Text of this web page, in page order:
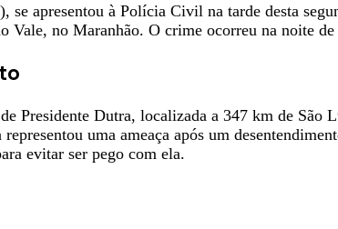
apresentou à Polícia Civil na tarde desta
Vale, no Maranhão. O crime ocorreu na noite
Presidente Dutra, localizada a 347 km de São
uma ameaça após um
evitar ser pego com ela.